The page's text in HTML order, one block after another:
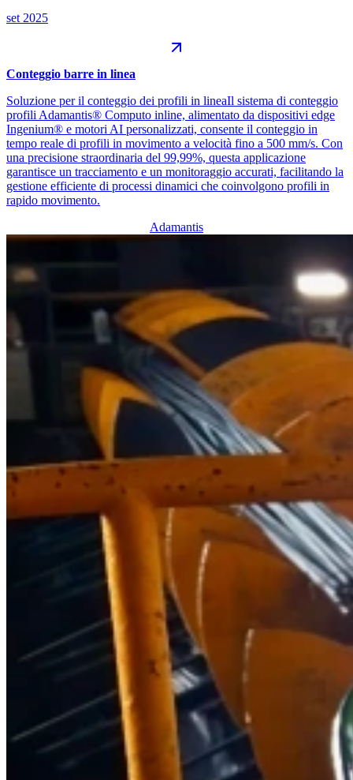
set 2025
Conteggio barre in linea
Soluzione per il conteggio dei profili in lineaIl sistema di conteggio
profili Adamantis® Computo inline, alimentato da dispositivi edge
Ingenium® e motori AI personalizzati, consente il conteggio in
tempo reale di profili in movimento a velocità fino a 500 mm/s. Con
una precisione straordinaria del 99,99%, questa applicazione
garantisce un tracciamento e un monitoraggio accurati, facilitando la
gestione efficiente di processi dinamici che coinvolgono profili in
rapido movimento.
Adamantis